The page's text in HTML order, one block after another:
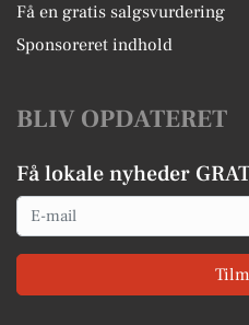
Få en gratis salgsvurdering
Sponsoreret indhold
BLIV OPDATERET
Få lokale nyheder
Email